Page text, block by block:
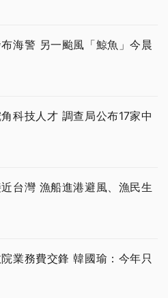
海警 另一颱風「鯨魚」今晨
科技人才 調查局公布17家中
台灣 漁船進港避風、漁民生
業務費交鋒 韓國瑜：今年只